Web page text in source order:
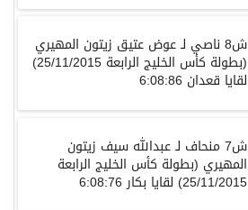
ش8 ناصي لـ عوض عتيق زيتون المهيري
(بطولة كأس الخليج الرابعة 25/11/2015)
لقايا قعدان 6:08:86
ش7 منحاف لـ عبدالله سيف زيتون
المهيري (بطولة كأس الخليج الرابعة
25/11/2015) لقايا بكار 6:08:76